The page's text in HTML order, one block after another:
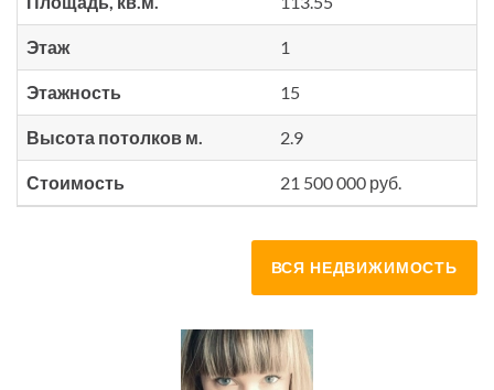
Этаж 1
Этажность 15
Высота потолков м. 2.9
Стоимость 21 500 000 руб.
ВСЯ НЕДВИЖИМОСТЬ